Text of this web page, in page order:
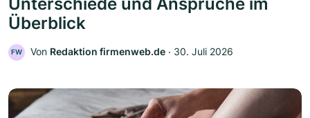
Überblick
FW Von Redaktion firmenweb.de ‧ 30. Juli 2026